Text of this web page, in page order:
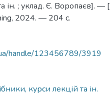
ін. ; уклад. Є. Воропаєв]. —
2024. — 204 с.
handle/123456789/3919
курси лекцій та ін.